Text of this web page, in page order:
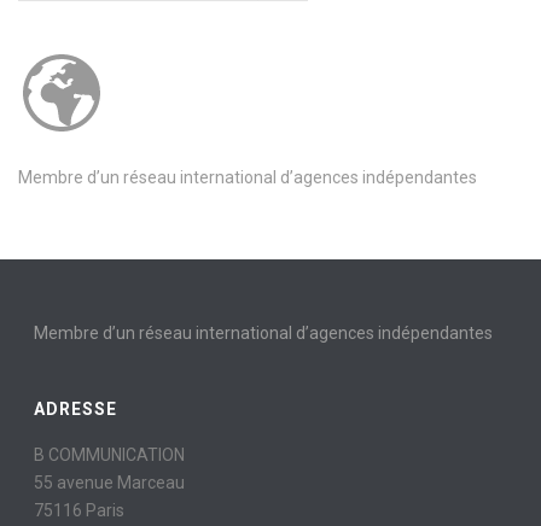
Membre d’un réseau international d’agences indépendantes
Membre d’un réseau international d’agences indépendantes
ADRESSE
B COMMUNICATION
55 avenue Marceau
75116 Paris